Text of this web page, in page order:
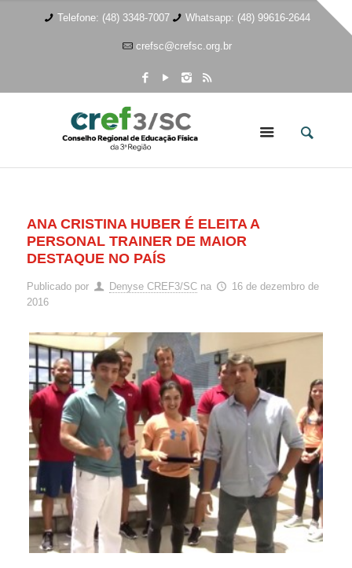
Telefone: (48) 3348-7007 Whatsapp: (48) 99616-2644
crefsc@crefsc.org.br
ANA CRISTINA HUBER É ELEITA A
PERSONAL TRAINER DE MAIOR
DESTAQUE NO PAÍS
Publicado por Denyse CREF3/SC na
16 de dezembro de
2016